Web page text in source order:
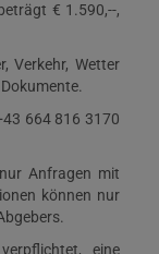
€ 1.590,--,
Verkehr, Wetter
664 816 3170
Anfragen mit
können nur
eine